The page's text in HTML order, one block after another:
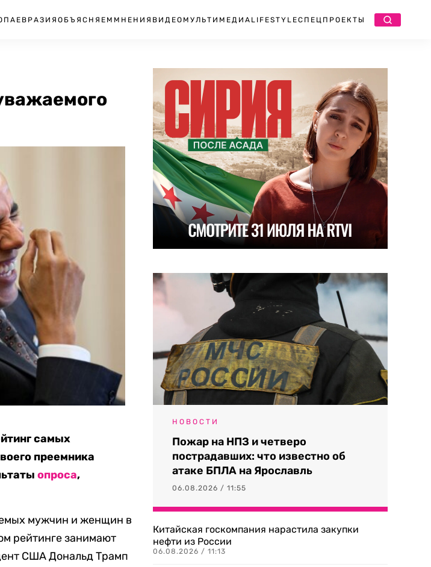
ЕВРАЗИЯ ОБЪЯСНЯЕМ МНЕНИЯ ВИДЕО МУЛЬТИМЕДИА LIFESTYLEСПЕЦПРОЕКТЫ
самых
преемника
опроса,
мужчин и женщин в
рейтинге занимают
США Дональд Трамп
НОВОСТИ
Пожар на НПЗ и четверо
пострадавших: что известно об
атаке БПЛА на Ярославль
06.08.2026 / 11:55
Китайская госкомпания нарастила закупки
нефти из России
06.08.2026 / 11:13